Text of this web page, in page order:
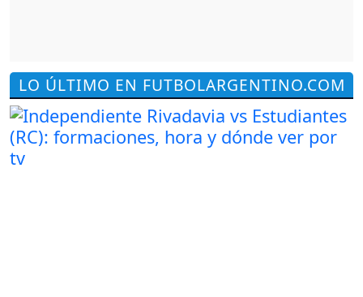
LO ÚLTIMO EN FUTBOLARGENTINO.COM